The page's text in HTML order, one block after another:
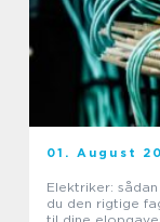
01. August
Elektriker:
du den rigtige